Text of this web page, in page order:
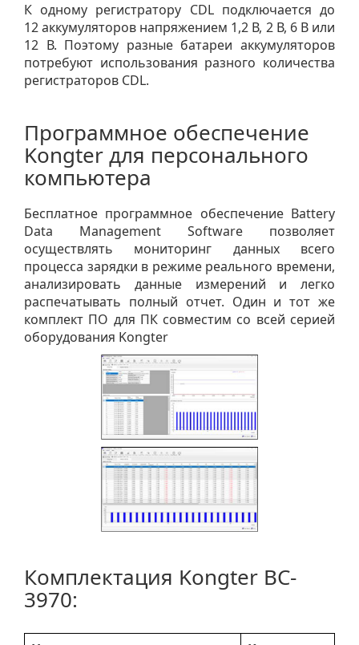
К одному регистратору CDL подключается до
12 аккумуляторов напряжением 1,2 В, 2 В, 6 В или
12 В. Поэтому разные батареи аккумуляторов
потребуют использования разного количества
регистраторов CDL.
Программное обеспечение
Kongter для персонального
компьютера
Бесплатное программное обеспечение Battery
Data Management Software позволяет
осуществлять мониторинг данных всего
процесса зарядки в режиме реального времени,
анализировать данные измерений и легко
распечатывать полный отчет. Один и тот же
комплект ПО для ПК совместим со всей серией
оборудования Kongter
Комплектация Kongter BC-
3970: